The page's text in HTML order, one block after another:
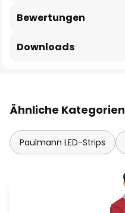
Bewertungen
Downloads
Ähnliche Kategorien
Paulmann LED-Strips